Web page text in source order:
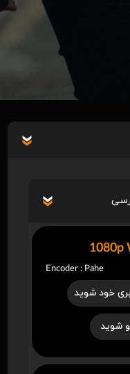
خود شوید
شوید
1080p
Encoder : Pahe